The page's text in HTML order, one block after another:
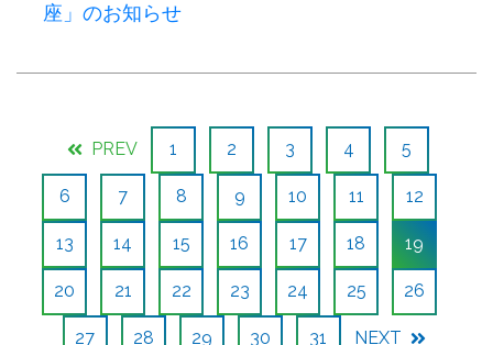
座」のお知らせ
PREV 1 2 3 4 5
6 7 8 9 10 11 12
13 14 15 16 17 18 19
20 21 22 23 24 25 26
27 28 29 30 31 NEXT